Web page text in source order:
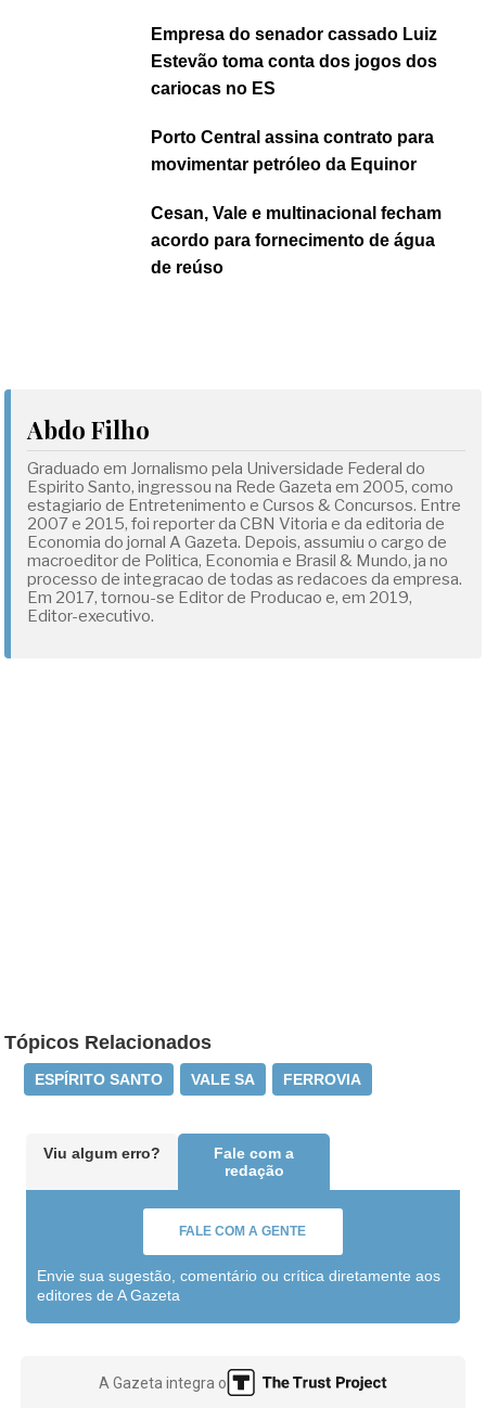
Empresa do senador cassado Luiz
Estevão toma conta dos jogos dos
cariocas no ES
Porto Central assina contrato para
movimentar petróleo da Equinor
Cesan, Vale e multinacional fecham
acordo para fornecimento de água
de reúso
Abdo Filho
Graduado em Jornalismo pela Universidade Federal do
Espirito Santo, ingressou na Rede Gazeta em 2005, como
estagiario de Entretenimento e Cursos & Concursos. Entre
2007 e 2015, foi reporter da CBN Vitoria e da editoria de
Economia do jornal A Gazeta. Depois, assumiu o cargo de
macroeditor de Politica, Economia e Brasil & Mundo, ja no
processo de integracao de todas as redacoes da empresa.
Em 2017, tornou-se Editor de Producao e, em 2019,
Editor-executivo.
Tópicos Relacionados
ESPÍRITO SANTO VALE SA FERROVIA
Viu algum erro?
Fale com a
redação
FALE COM A GENTE
Envie sua sugestão, comentário ou crítica diretamente aos
editores de A Gazeta
A Gazeta integra o